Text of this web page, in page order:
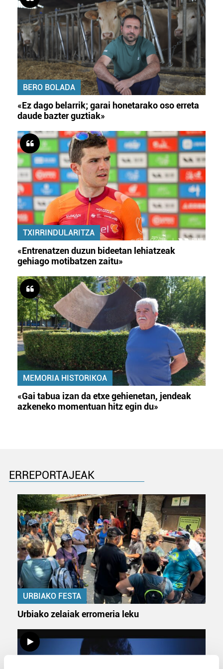
BERO BOLADA
«Ez dago belarrik; garai honetarako oso erreta
daude bazter guztiak»
TXIRRINDULARITZA
«Entrenatzen duzun bideetan lehiatzeak
gehiago motibatzen zaitu»
MEMORIA HISTORIKOA
«Gai tabua izan da etxe gehienetan, jendeak
azkeneko momentuan hitz egin du»
ERREPORTAJEAK
URBIAKO FESTA
Urbiako zelaiak erromeria leku